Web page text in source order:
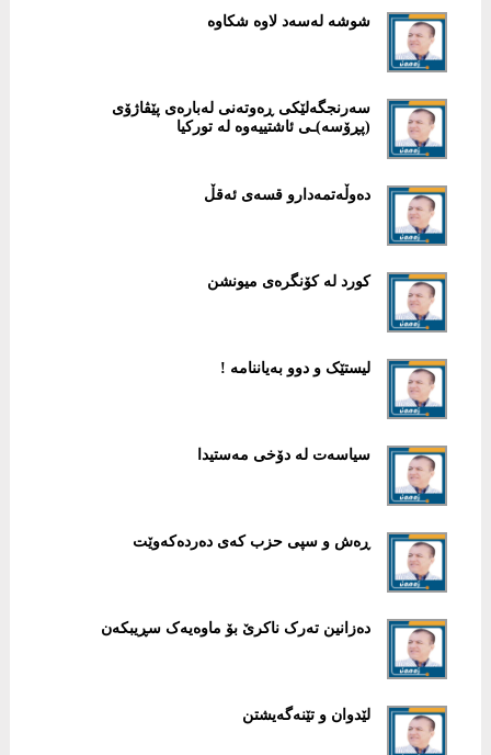
شوشە لەسەد لاوە شکاوە
سەرنجگەلێکی ڕەوتەنی لەبارەی پێڤاژۆی
(پڕۆسە)ـی ئاشتییەوە لە تورکیا
دەوڵەتمەدارو قسەی ئەقڵ
کورد لە کۆنگرەی میونشن
لیستێک و دوو بەیاننامە !
سیاسەت لە دۆخی مەستیدا
ڕەش و سپی حزب کەی دەردەکەوێت
دەزانین تەرک ناکرێ بۆ ماوەیەک سڕیبکەن
لێدوان و تێنەگەیشتن